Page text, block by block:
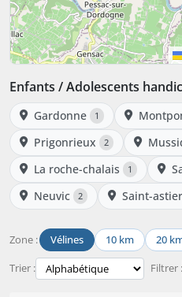
Enfants / Adolescents
Gardonne 1
Prigonrieux 2
La roche-chalais 1
Neuvic 2 Saint-astier
Zone : Vélines 10 km 20
Trier : Filtrer :